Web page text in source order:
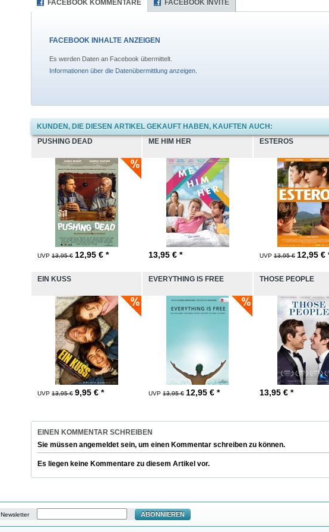
FACEBOOK KOMMENTARE FACEBOOK INVITE
FACEBOOK INHALTE ANZEIGEN
Es werden Daten an Facebook übermittelt.
Informationen über die Datenübermittlung anzeigen.
KUNDEN, DIE DIESEN ARTIKEL GEKAUFT HABEN, KAUFTEN AUCH:
PUSHING DEAD
UVP 13,95 € 12,95 € *
ME HIM HER
13,95 € *
ESTEROS
UVP 13,95 € 12,95 €
EIN KUSS
UVP 13,95 € 9,95 € *
EVERYTHING IS FREE
UVP 13,95 € 12,95 € *
THOSE PEOPLE
13,95 € *
EINEN KOMMENTAR SCHREIBEN
Sie müssen angemeldet sein, um einen Kommentar schreiben zu können.
Es liegen keine Kommentare zu diesem Artikel vor.
Newsletter ABONNIEREN